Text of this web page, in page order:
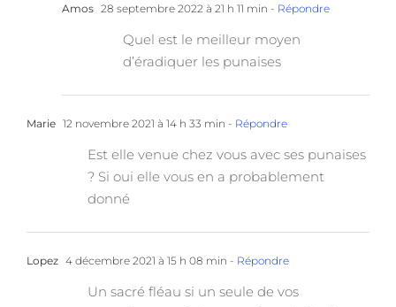
Amos 28 septembre 2022 à 21 h 11 min - Répondre
Quel est le meilleur moyen
d’éradiquer les punaises
Marie 12 novembre 2021 à 14 h 33 min - Répondre
Est elle venue chez vous avec ses punaises
? Si oui elle vous en a probablement
donné
Lopez 4 décembre 2021 à 15 h 08 min - Répondre
Un sacré fléau si un seule de vos